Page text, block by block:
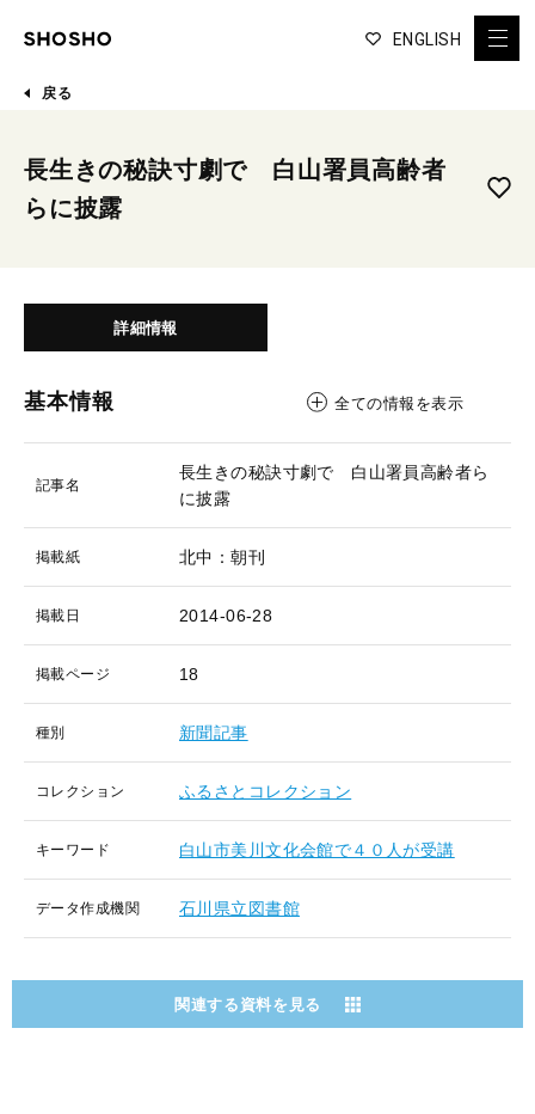
ENGLISH
戻る
長生きの秘訣寸劇で 白山署員高齢者
らに披露
詳細情報
基本情報 全ての情報を表示
記事名
長生きの秘訣寸劇で 白山署員高齢者ら
に披露
掲載紙 北中：朝刊
掲載日 2014-06-28
掲載ページ 18
種別 新聞記事
コレクション ふるさとコレクション
キーワード 白山市美川文化会館で４０人が受講
データ作成機関 石川県立図書館
関連する資料を見る